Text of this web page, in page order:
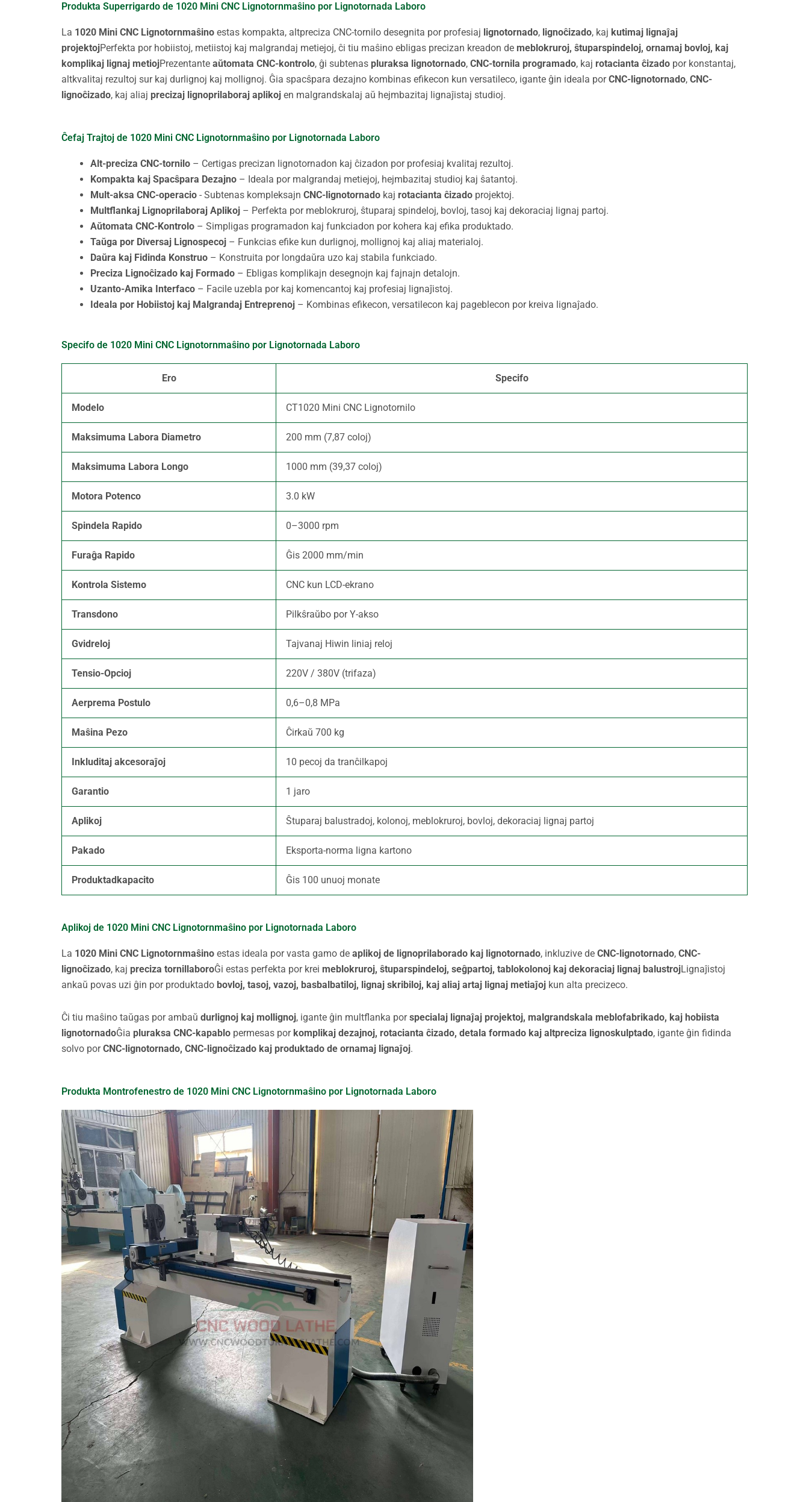
Produkta Superrigardo de 1020 Mini CNC Lignotornmaŝino por Lignotornada Laboro
La 1020 Mini CNC Lignotornmaŝino estas kompakta, altpreciza CNC-tornilo desegnita por profesiaj lignotornado, lignoĉizado, kaj kutimaj lignaĵaj
projektojPerfekta por hobiistoj, metiistoj kaj malgrandaj metiejoj, ĉi tiu maŝino ebligas precizan kreadon de meblokruroj, ŝtuparspindeloj, ornamaj bovloj, kaj
komplikaj lignaj metiojPrezentante aŭtomata CNC-kontrolo, ĝi subtenas pluraksa lignotornado, CNC-tornila programado, kaj rotacianta ĉizado por konstantaj,
altkvalitaj rezultoj sur kaj durlignoj kaj mollignoj. Ĝia spacŝpara dezajno kombinas efikecon kun versatileco, igante ĝin ideala porCNC-lignotornado, CNC-
lignoĉizado, kaj aliaj precizaj lignoprilaboraj aplikoj en malgrandskalaj aŭ hejmbazitaj lignaĵistaj studioj.
Ĉefaj Trajtoj de 1020 Mini CNC Lignotornmaŝino por Lignotornada Laboro
Alt-preciza CNC-tornilo – Certigas precizan lignotornadon kaj ĉizadon por profesiaj kvalitaj rezultoj.
Kompakta kaj Spacŝpara Dezajno – Ideala por malgrandaj metiejoj, hejmbazitaj studioj kaj ŝatantoj.
Mult-aksa CNC-operacio - Subtenas kompleksajn CNC-lignotornado kaj rotacianta ĉizado projektoj.
Multflankaj Lignoprilaboraj Aplikoj – Perfekta por meblokruroj, ŝtuparaj spindeloj, bovloj, tasoj kaj dekoraciaj lignaj partoj.
Aŭtomata CNC-Kontrolo – Simpligas programadon kaj funkciadon por kohera kaj efika produktado.
Taŭga por Diversaj Lignospecoj – Funkcias efike kun durlignoj, mollignoj kaj aliaj materialoj.
Daŭra kaj Fidinda Konstruo – Konstruita por longdaŭra uzo kaj stabila funkciado.
Preciza Lignoĉizado kaj Formado – Ebligas komplikajn desegnojn kaj fajnajn detalojn.
Uzanto-Amika Interfaco – Facile uzebla por kaj komencantoj kaj profesiaj lignaĵistoj.
Ideala por Hobiistoj kaj Malgrandaj Entreprenoj – Kombinas efikecon, versatilecon kaj pageblecon por kreiva lignaĵado.
Specifo de 1020 Mini CNC Lignotornmaŝino por Lignotornada Laboro
Ero Specifo
Modelo CT1020 Mini CNC Lignotornilo
Maksimuma Labora Diametro 200 mm (7,87 coloj)
Maksimuma Labora Longo 1000 mm (39,37 coloj)
Motora Potenco 3.0 kW
Spindela Rapido 0–3000 rpm
Furaĝa Rapido Ĝis 2000 mm/min
Kontrola Sistemo CNC kun LCD-ekrano
Transdono Pilkŝraŭbo por Y-akso
Gvidreloj Tajvanaj Hiwin liniaj reloj
Tensio-Opcioj 220V / 380V (trifaza)
Aerprema Postulo 0,6–0,8 MPa
Maŝina Pezo Ĉirkaŭ 700 kg
Inkluditaj akcesoraĵoj 10 pecoj da tranĉilkapoj
Garantio 1 jaro
Aplikoj Ŝtuparaj balustradoj, kolonoj, meblokruroj, bovloj, dekoraciaj lignaj partoj
Pakado Eksporta-norma ligna kartono
Produktadkapacito Ĝis 100 unuoj monate
Aplikoj de 1020 Mini CNC Lignotornmaŝino por Lignotornada Laboro
La 1020 Mini CNC Lignotornmaŝino estas ideala por vasta gamo de aplikoj de lignoprilaborado kaj lignotornado, inkluzive de CNC-lignotornado, CNC-
lignoĉizado, kaj preciza tornillaboroĜi estas perfekta por krei meblokruroj, ŝtuparspindeloj, seĝpartoj, tablokolonoj kaj dekoraciaj lignaj balustrojLignaĵistoj
ankaŭ povas uzi ĝin por produktado bovloj, tasoj, vazoj, basbalbatiloj, lignaj skribiloj, kaj aliaj artaj lignaj metiaĵoj kun alta precizeco.
Ĉi tiu maŝino taŭgas por ambaŭ durlignoj kaj mollignoj, igante ĝin multflanka porspecialaj lignaĵaj projektoj, malgrandskala meblofabrikado, kaj hobiista
lignotornadoĜia pluraksa CNC-kapablo permesas por komplikaj dezajnoj, rotacianta ĉizado, detala formado kaj altpreciza lignoskulptado, igante ĝin fidinda
solvo porCNC-lignotornado, CNC-lignoĉizado kaj produktado de ornamaj lignaĵoj.
Produkta Montrofenestro de 1020 Mini CNC Lignotornmaŝino por Lignotornada Laboro